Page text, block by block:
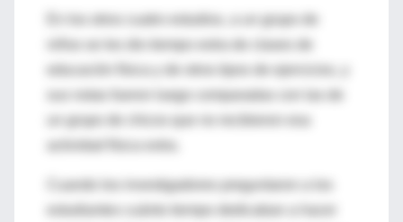
En los otros cuatro estudios, a un grupo de
niños se les dio tiempo extra de clases de
sus notas fueron luego comparadas con las de
un grupo de chicos que no recibieron esa
Cuando los investigadores preguntaron a los
estudiantes cuánto tiempo dedicaban a hacer